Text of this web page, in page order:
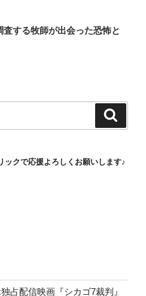
する牧師が出会った恐怖と
ックで応援よろしくお願いします♪
占配信映画『シカゴ7裁判』